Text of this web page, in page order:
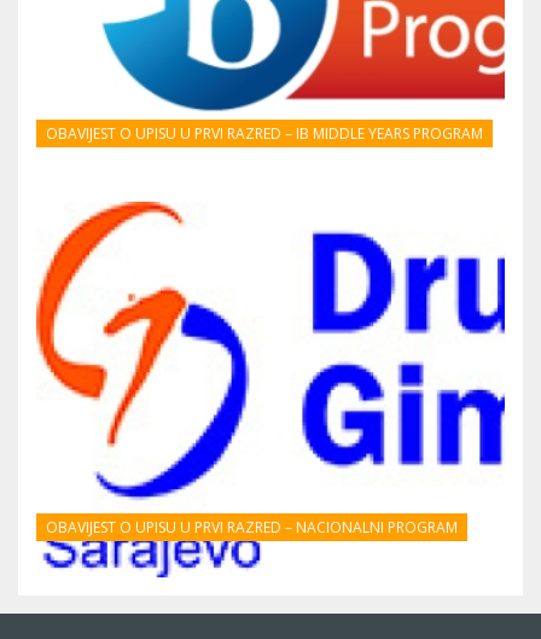
OBAVIJEST O UPISU U PRVI RAZRED – IB MIDDLE YEARS PROGRAM
OBAVIJEST O UPISU U PRVI RAZRED – NACIONALNI PROGRAM